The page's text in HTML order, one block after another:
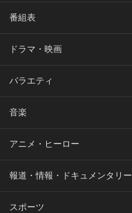
番組表
ドラマ・映画
バラエティ
音楽
アニメ・ヒーロー
報道・情報・ドキュメンタリー
スポーツ